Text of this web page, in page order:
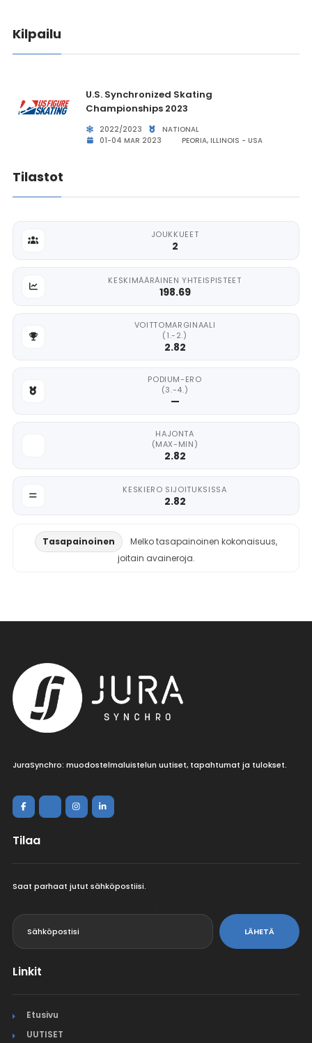
Kilpailu
U.S. Synchronized Skating
Championships 2023
2022/2023
NATIONAL
01-04 MAR 2023
PEORIA, ILLINOIS - USA
Tilastot
JOUKKUEET
2
KESKIMÄÄRÄINEN YHTEISPISTEET
198.69
VOITTOMARGINAALI
(1.-2.)
2.82
PODIUM-ERO
(3.-4.)
—
HAJONTA
(MAX-MIN)
2.82
KESKIERO SIJOITUKSISSA
2.82
Tasapainoinen
Melko tasapainoinen kokonaisuus,
joitain avaineroja.
JuraSynchro: muodostelmaluistelun uutiset, tapahtumat ja tulokset.
Tilaa
Saat parhaat jutut sähköpostiisi.
LÄHETÄ
Linkit
Etusivu
UUTISET